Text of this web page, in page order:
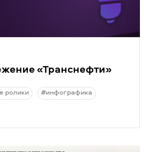
«Транснефти»
ролики
#инфографика